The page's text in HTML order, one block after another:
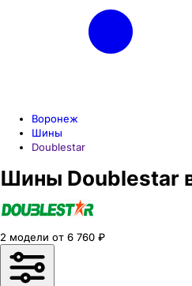
Воронеж
Шины
Doublestar
Шины Doublestar
2 модели от 6 760 ₽